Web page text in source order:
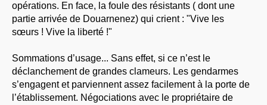
opérations. En face, la foule des résistants ( dont une
partie arrivée de Douarnenez) qui crient : "Vive les
sœurs ! Vive la liberté !"
Sommations d’usage... Sans effet, si ce n’est le
déclanchement de grandes clameurs. Les gendarmes
s’engagent et parviennent assez facilement à la porte de
l’établissement. Négociations avec le propriétaire de